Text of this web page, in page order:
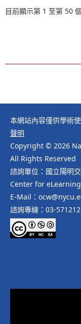
目前顯示第 1 至第 50
本網站內容僅供學術
聲明
Copyright © 2026
All Rights Reserved
諮詢單位：國立陽明
Center for
E-Mail：
諮詢專線：03-